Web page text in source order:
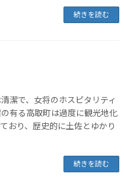
続きを読む
潔で、女将のホスピタリティ
有る高取町は過度に観光地化
おり、歴史的に土佐とゆかり
続きを読む